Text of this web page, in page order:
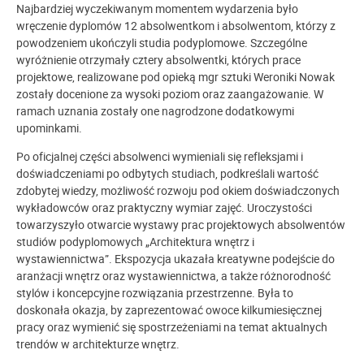
Najbardziej wyczekiwanym momentem wydarzenia było
wręczenie dyplomów 12 absolwentkom i absolwentom, którzy z
powodzeniem ukończyli studia podyplomowe. Szczególne
wyróżnienie otrzymały cztery absolwentki, których prace
projektowe, realizowane pod opieką mgr sztuki Weroniki Nowak
zostały docenione za wysoki poziom oraz zaangażowanie. W
ramach uznania zostały one nagrodzone dodatkowymi
upominkami.
Po oficjalnej części absolwenci wymieniali się refleksjami i
doświadczeniami po odbytych studiach, podkreślali wartość
zdobytej wiedzy, możliwość rozwoju pod okiem doświadczonych
wykładowców oraz praktyczny wymiar zajęć. Uroczystości
towarzyszyło otwarcie wystawy prac projektowych absolwentów
studiów podyplomowych „Architektura wnętrz i
wystawiennictwa”. Ekspozycja ukazała kreatywne podejście do
aranżacji wnętrz oraz wystawiennictwa, a także różnorodność
stylów i koncepcyjne rozwiązania przestrzenne. Była to
doskonała okazja, by zaprezentować owoce kilkumiesięcznej
pracy oraz wymienić się spostrzeżeniami na temat aktualnych
trendów w architekturze wnętrz.